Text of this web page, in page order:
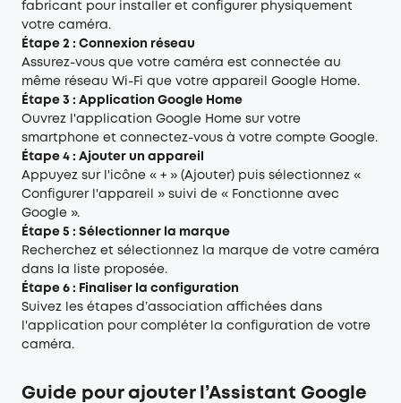
fabricant pour installer et configurer physiquement
votre caméra.
Étape 2 : Connexion réseau
Assurez-vous que votre caméra est connectée au
même réseau Wi-Fi que votre appareil Google Home.
Étape 3 : Application Google Home
Ouvrez l'application Google Home sur votre
smartphone et connectez-vous à votre compte Google.
Étape 4 : Ajouter un appareil
Appuyez sur l'icône « + » (Ajouter) puis sélectionnez «
Configurer l'appareil » suivi de « Fonctionne avec
Google ».
Étape 5 : Sélectionner la marque
Recherchez et sélectionnez la marque de votre caméra
dans la liste proposée.
Étape 6 : Finaliser la configuration
Suivez les étapes d’association affichées dans
l'application pour compléter la configuration de votre
caméra.
Guide pour ajouter l’Assistant Google